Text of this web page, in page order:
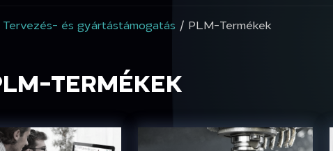
Tervezés- és gyártástámogatás / PLM-Termékek
TERMÉKEK